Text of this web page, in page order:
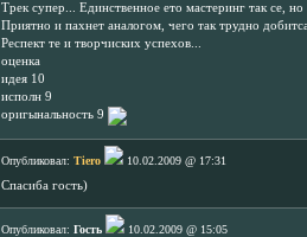
Трек супер... Единственное ето мастеринг так се,
Приятно и пахнет аналогом, чего так трудно
Респект те и творчиских успехов...
оценка
идея 10
исполн 9
оригынальность 9
Опубликовал: Tiero
10.02.2009 @ 17:31
Спасиба гость)
Опубликовал: Гость
10.02.2009 @ 15:05